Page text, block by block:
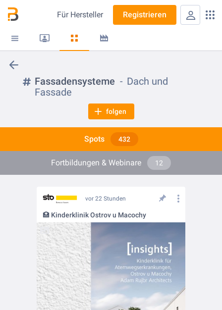
Für Hersteller Registrieren
Fassadensysteme
Dach und
Fassade
folgen
Spots 432
Fortbildungen & Webinare 12
vor 22 Stunden
🏥 Kinderklinik Ostrov u Macochy